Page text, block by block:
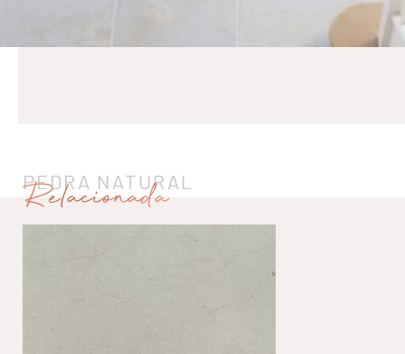
PEDRA NATURAL
Relacionada